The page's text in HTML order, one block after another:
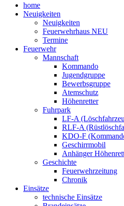
home
Neuigkeiten
Neuigkeiten
Feuerwehrhaus NEU
Termine
Feuerwehr
Mannschaft
Kommando
Jugendgruppe
Bewerbsgruppe
Atemschutz
Höhenretter
Fuhrpark
LF-A
RLF-A
KDO-F
Geschirrmobil
Anhänger
Geschichte
Feuerwehrzeitung
Chronik
Einsätze
technische Einsätze